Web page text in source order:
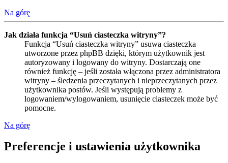
Na górę
Jak działa funkcja “Usuń ciasteczka witryny”?
Funkcja “Usuń ciasteczka witryny” usuwa ciasteczka
utworzone przez phpBB dzięki, którym użytkownik jest
autoryzowany i logowany do witryny. Dostarczają one
również funkcję – jeśli została włączona przez administratora
witryny – śledzenia przeczytanych i nieprzeczytanych przez
użytkownika postów. Jeśli występują problemy z
logowaniem/wylogowaniem, usunięcie ciasteczek może być
pomocne.
Na górę
Preferencje i ustawienia użytkownika